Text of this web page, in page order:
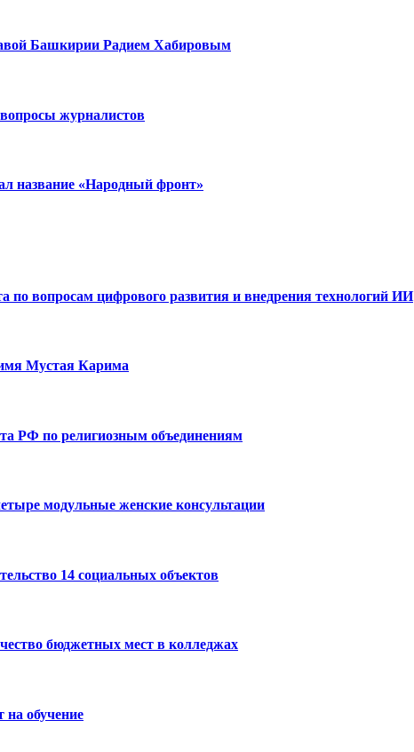
Башкирии Радием Хабировым
журналистов
название «Народный фронт»
по вопросам цифрового развития и внедрения технологий ИИ
Мустая Карима
РФ по религиозным объединениям
модульные женские консультации
14 социальных объектов
бюджетных мест в колледжах
обучение